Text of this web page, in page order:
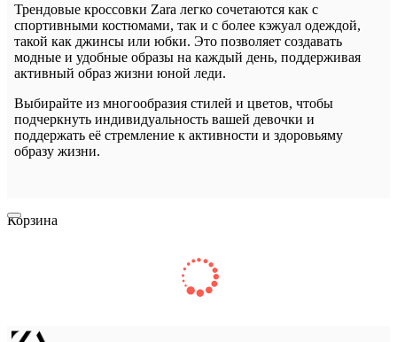
Трендовые кроссовки Zara легко сочетаются как с
спортивными костюмами, так и с более кэжуал одеждой,
такой как джинсы или юбки. Это позволяет создавать
модные и удобные образы на каждый день, поддерживая
активный образ жизни юной леди.
Выбирайте из многообразия стилей и цветов, чтобы
подчеркнуть индивидуальность вашей девочки и
поддержать её стремление к активности и здоровьяму
образу жизни.
Корзина